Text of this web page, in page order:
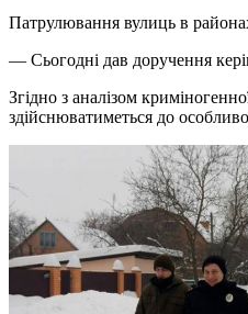
Патрулювання вулиць в
— Сьогодні дав доручення
Згідно з аналізом
здійснюватиметься до